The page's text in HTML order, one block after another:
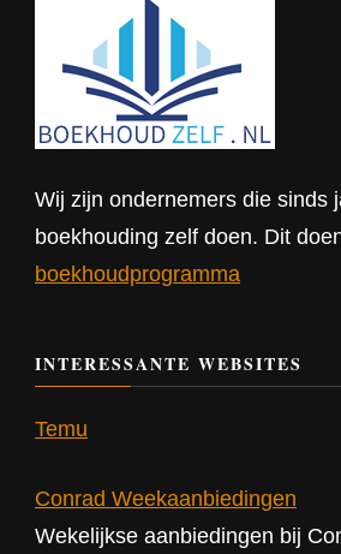
Wij zijn ondernemers die sinds
boekhouding zelf doen. Dit
boekhoudprogramma
INTERESSANTE WEBSITES
Temu
Conrad Weekaanbiedingen
Wekelijkse aanbiedingen bij